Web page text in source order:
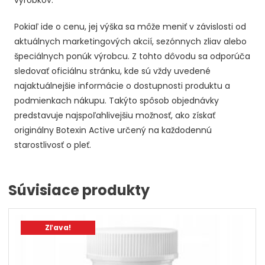
Pokiaľ ide o cenu, jej výška sa môže meniť v závislosti od
aktuálnych marketingových akcií, sezónnych zliav alebo
špeciálnych ponúk výrobcu. Z tohto dôvodu sa odporúča
sledovať oficiálnu stránku, kde sú vždy uvedené
najaktuálnejšie informácie o dostupnosti produktu a
podmienkach nákupu. Takýto spôsob objednávky
predstavuje najspoľahlivejšiu možnosť, ako získať
originálny Botexin Active určený na každodennú
starostlivosť o pleť.
Súvisiace produkty
Zľava!